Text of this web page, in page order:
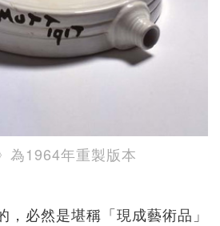
為1964年重製版本
，必然是堪稱「現成藝術品」